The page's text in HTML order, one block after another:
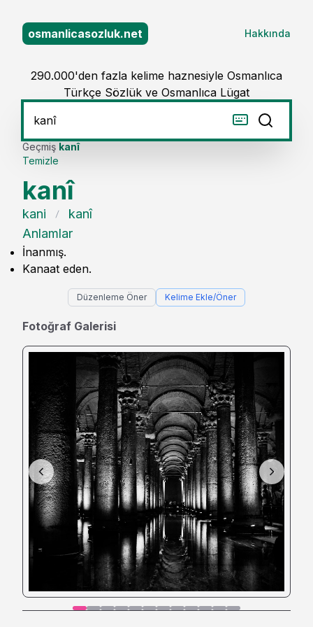
osmanlicasozluk.net Hakkında
290.000'den fazla kelime haznesiyle Osmanlıca
Türkçe Sözlük ve Osmanlıca Lügat
Geçmiş
Temizle
kanî
kanî
kani
kanî
Anlamlar
İnanmış.
Kanaat eden.
Düzenleme Öner Kelime Ekle/Öner
Fotoğraf Galerisi